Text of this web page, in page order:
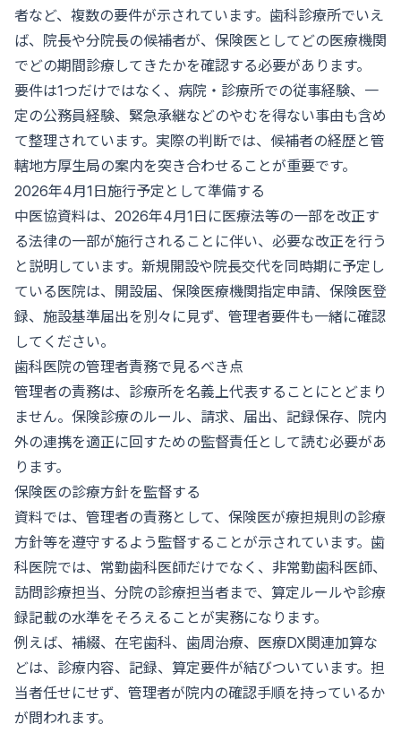
者など、複数の要件が示されています。歯科診療所でいえ
ば、院長や分院長の候補者が、保険医としてどの医療機関
でどの期間診療してきたかを確認する必要があります。
要件は1つだけではなく、病院・診療所での従事経験、一
定の公務員経験、緊急承継などのやむを得ない事由も含め
て整理されています。実際の判断では、候補者の経歴と管
轄地方厚生局の案内を突き合わせることが重要です。
2026年4月1日施行予定として準備する
中医協資料は、2026年4月1日に医療法等の一部を改正す
る法律の一部が施行されることに伴い、必要な改正を行う
と説明しています。新規開設や院長交代を同時期に予定し
ている医院は、開設届、保険医療機関指定申請、保険医登
録、施設基準届出を別々に見ず、管理者要件も一緒に確認
してください。
歯科医院の管理者責務で見るべき点
管理者の責務は、診療所を名義上代表することにとどまり
ません。保険診療のルール、請求、届出、記録保存、院内
外の連携を適正に回すための監督責任として読む必要があ
ります。
保険医の診療方針を監督する
資料では、管理者の責務として、保険医が療担規則の診療
方針等を遵守するよう監督することが示されています。歯
科医院では、常勤歯科医師だけでなく、非常勤歯科医師、
訪問診療担当、分院の診療担当者まで、算定ルールや診療
録記載の水準をそろえることが実務になります。
例えば、補綴、在宅歯科、歯周治療、医療DX関連加算な
どは、診療内容、記録、算定要件が結びついています。担
当者任せにせず、管理者が院内の確認手順を持っているか
が問われます。